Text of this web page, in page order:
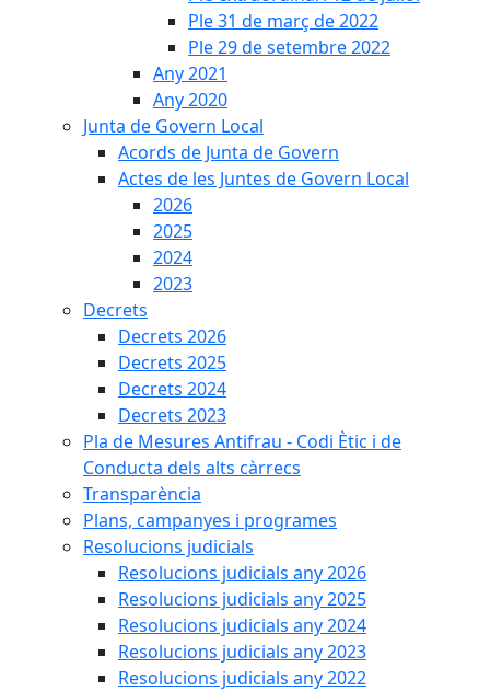
Ple 31 de març de 2022
Ple 29 de setembre 2022
Any 2021
Any 2020
Junta de Govern Local
Acords de Junta de Govern
Actes de les Juntes de Govern Local
2026
2025
2024
2023
Decrets
Decrets 2026
Decrets 2025
Decrets 2024
Decrets 2023
Pla de Mesures Antifrau - Codi Ètic i de
Conducta dels alts càrrecs
Transparència
Plans, campanyes i programes
Resolucions judicials
Resolucions judicials any 2026
Resolucions judicials any 2025
Resolucions judicials any 2024
Resolucions judicials any 2023
Resolucions judicials any 2022